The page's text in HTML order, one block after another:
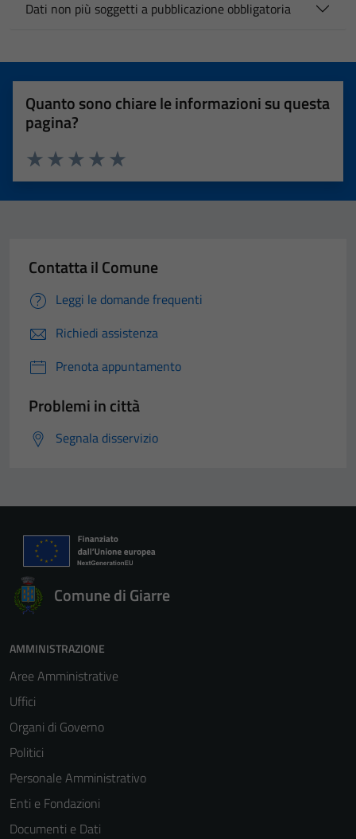
Dati non più soggetti a pubblicazione obbligatoria
Quanto sono chiare le informazioni su questa
pagina?
Valuta 5 stelle su 5
Valuta 4 stelle su 5
Valuta 3 stelle su 5
Valuta 2 stelle su 5
Valuta 1 stelle su 5
Contatta il Comune
Leggi le domande frequenti
Richiedi assistenza
Prenota appuntamento
Problemi in città
Segnala disservizio
Comune di Giarre
AMMINISTRAZIONE
Aree Amministrative
Uffici
Organi di Governo
Politici
Personale Amministrativo
Enti e Fondazioni
Documenti e Dati